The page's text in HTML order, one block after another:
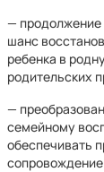
— продолжение
шанс
ребенка в
родительских
—
семейному
обеспечивать